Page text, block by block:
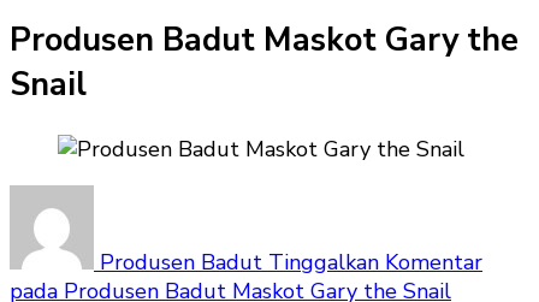
Produsen Badut Maskot Gary the
Snail
Produsen Badut Tinggalkan Komentar
pada Produsen Badut Maskot Gary the Snail